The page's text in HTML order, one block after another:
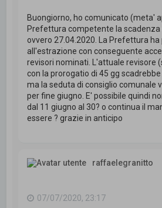
Buongiorno, ho comunicato (meta'
Prefettura competente la
ovvero 27.04.2020. La Prefettura
all'estrazione con conseguente
revisori nominati. L'attuale revisore
con la prorogatio di 45 gg
ma la seduta di consiglio comunale
per fine giugno. E' possibile quindi
dal 11 giugno al 30? o continua il
essere ? grazie in anticipo
raffaelegranitto
07/07/2020, 23:17